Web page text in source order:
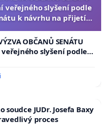
veřejného slyšení podle
k návrhu na přijetí
OBČANŮ SENÁTU
veřejného slyšení podle §
k návrhu na přijetí
na prezidenta
JUDr. Josefa Baxy
proces